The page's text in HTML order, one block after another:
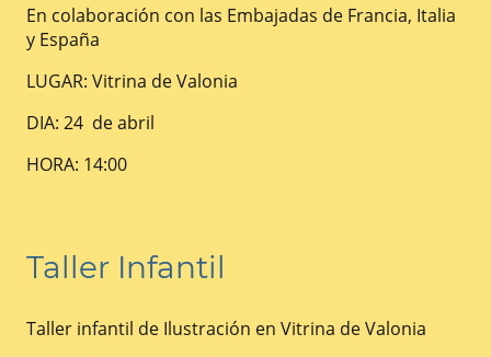
En colaboración con las Embajadas de Francia, Italia
y España
LUGAR: Vitrina de Valonia
DIA: 24 de abril
HORA: 14:00
Taller Infantil
Taller infantil de Ilustración en Vitrina de Valonia